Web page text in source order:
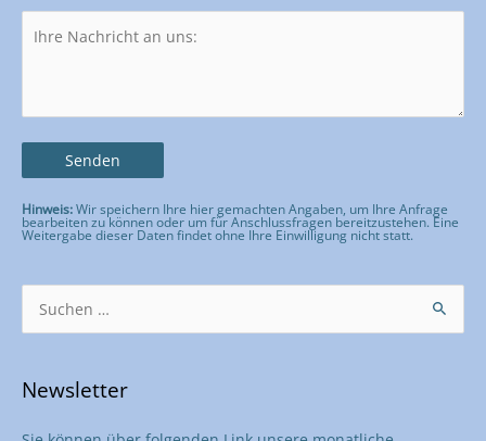
Hinweis:Wir speichern Ihre hier gemachten Angaben, um Ihre Anfrage
bearbeiten zu können oder um für Anschlussfragen bereitzustehen. Eine
Weitergabe dieser Daten findet ohne Ihre Einwilligung nicht statt.
Bitte lasse dieses Feld leer.
Newsletter